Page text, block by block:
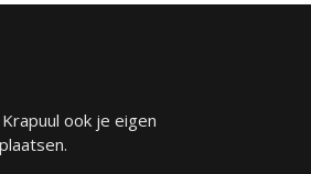
ook je eigen